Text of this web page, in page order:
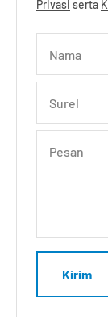
Privasi serta
Nama
Surel
Pesan
Kirim